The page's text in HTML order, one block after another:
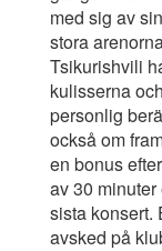
med sig av
stora
Tsikurishvili
kulisserna
personlig
också om
en bonus
av 30
sista konsert.
avsked på